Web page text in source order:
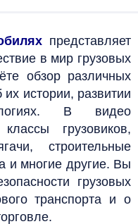
представляет
в мир грузовых
обзор различных
их истории, развитии
В видео
грузовиков,
строительные
и многие другие. Вы
грузовых
транспорта и о